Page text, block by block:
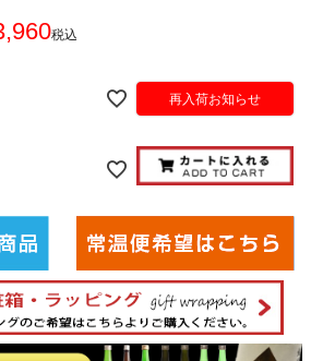
税込
再入荷お知らせ